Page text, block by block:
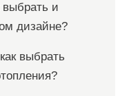
выбрать и
дизайне?
выбрать